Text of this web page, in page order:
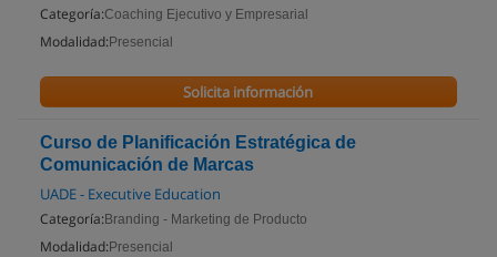
Categoría:Coaching Ejecutivo y Empresarial
Modalidad: Presencial
Solicita información
Curso de Planificación Estratégica de
Comunicación de Marcas
UADE - Executive Education
Categoría: Branding - Marketing de Producto
Modalidad: Presencial